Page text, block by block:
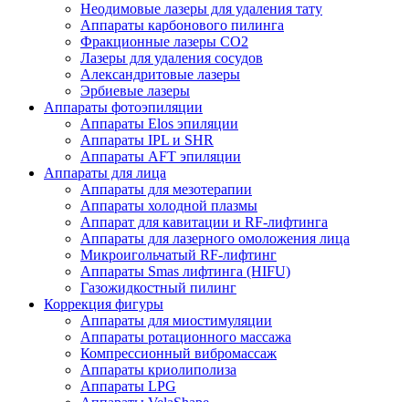
Неодимовые лазеры для удаления тату
Аппараты карбонового пилинга
Фракционные лазеры CO2
Лазеры для удаления сосудов
Александритовые лазеры
Эрбиевые лазеры
Аппараты фотоэпиляции
Аппараты Elos эпиляции
Аппараты IPL и SHR
Аппараты AFT эпиляции
Аппараты для лица
Аппараты для мезотерапии
Аппараты холодной плазмы
Аппарат для кавитации и RF-лифтинга
Аппараты для лазерного омоложения лица
Микроигольчатый RF-лифтинг
Аппараты Smas лифтинга (HIFU)
Газожидкостный пилинг
Коррекция фигуры
Аппараты для миостимуляции
Аппараты ротационного массажа
Компрессионный вибромассаж
Аппараты криолиполиза
Аппараты LPG